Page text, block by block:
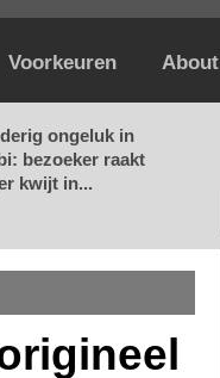
Voorkeuren About
ongeluk in
bezoeker raakt
kwijt in...